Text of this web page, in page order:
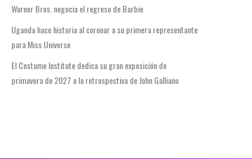
Warner Bros. negocia el regreso de Barbie
Uganda hace historia al coronar a su primera representante
para Miss Universe
El Costume Institute dedica su gran exposición de
primavera de 2027 a la retrospectiva de John Galliano